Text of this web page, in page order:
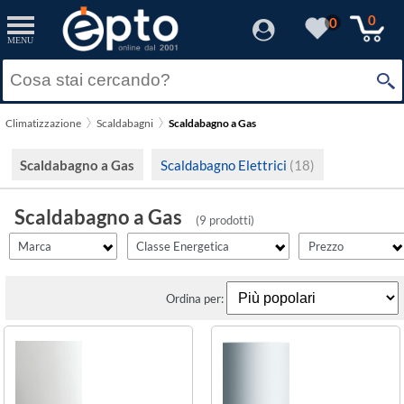
MENU
0 0
Climatizzazione Scaldabagni Scaldabagno a Gas
Scaldabagno a Gas Scaldabagno Elettrici (18)
Scaldabagno a Gas
(9 prodotti)
Marca
filter_id
Vaillant
Resetta
Classe Energetica
filtro_energy Resetta
Prezzo
filter_fprezzo
Prezzo minimo
Resetta
filter_adds
Solo Promozioni
Visualizza solo le Novità
Resetta
Ordina per: